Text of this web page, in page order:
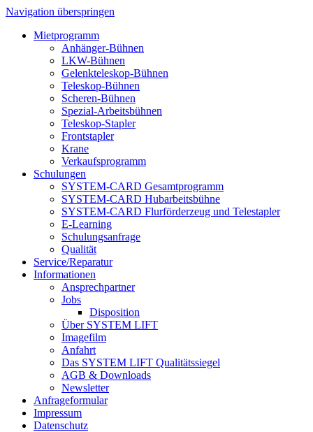
Navigation überspringen
Mietprogramm
Anhänger-Bühnen
LKW-Bühnen
Gelenkteleskop-Bühnen
Teleskop-Bühnen
Scheren-Bühnen
Spezial-Arbeitsbühnen
Teleskop-Stapler
Frontstapler
Krane
Verkaufsprogramm
Schulungen
SYSTEM-CARD Gesamtprogramm
SYSTEM-CARD Hubarbeitsbühne
SYSTEM-CARD Flurförderzeug und Telestapler
E-Learning
Schulungsanfrage
Qualität
Service/Reparatur
Informationen
Ansprechpartner
Jobs
Disposition
Über SYSTEM LIFT
Imagefilm
Anfahrt
Das SYSTEM LIFT Qualitätssiegel
AGB & Downloads
Newsletter
Anfrageformular
Impressum
Datenschutz